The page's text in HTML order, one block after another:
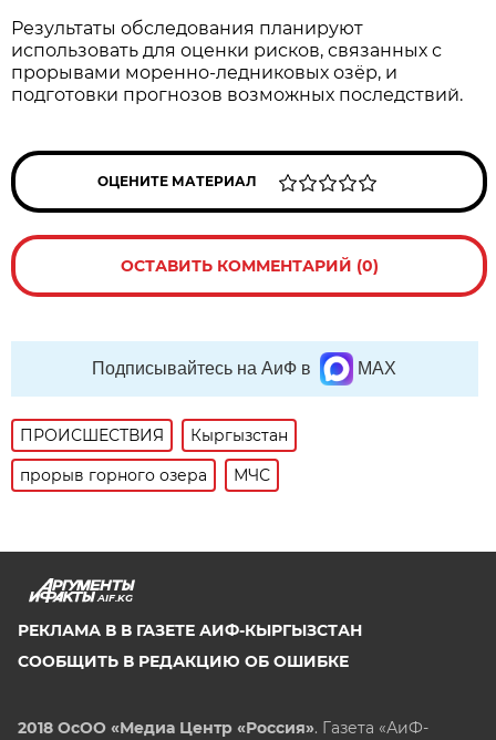
Результаты обследования планируют
использовать для оценки рисков, связанных с
прорывами моренно-ледниковых озёр, и
подготовки прогнозов возможных последствий.
ОЦЕНИТЕ МАТЕРИАЛ
ОСТАВИТЬ КОММЕНТАРИЙ (0)
Подписывайтесь на АиФ в MAX
ПРОИСШЕСТВИЯ
Кыргызстан
прорыв горного озера
МЧС
AIF.KG
РЕКЛАМА В В ГАЗЕТЕ АИФ-КЫРГЫЗСТАН
СООБЩИТЬ В РЕДАКЦИЮ ОБ ОШИБКЕ
2018 ОсОО «Медиа Центр «Россия». Газета «АиФ-